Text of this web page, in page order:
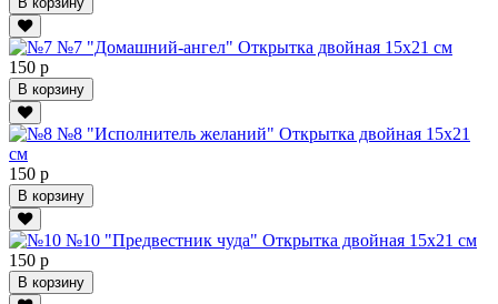
№7 "Домашний-ангел" Открытка двойная 15х21 см
150 р
В корзину
№8 "Исполнитель желаний" Открытка двойная 15х21
см
150 р
В корзину
№10 "Предвестник чуда" Открытка двойная 15х21 см
150 р
В корзину